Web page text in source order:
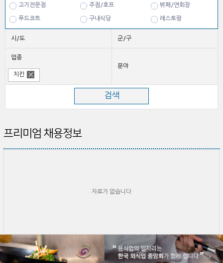
고기전문점 주점/호프 뷔페/연회장
푸드코트 구내식당 레스토랑
시/도
군/구
업종
치킨
분야
프리미엄 채용정보
자료가 없습니다